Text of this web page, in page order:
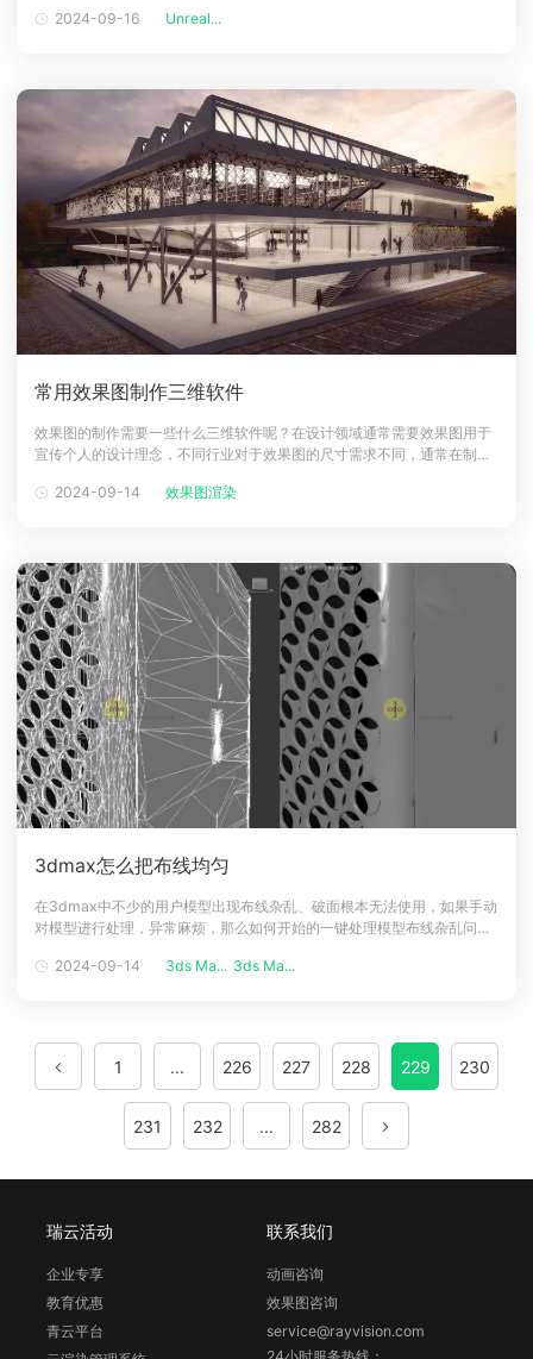
好用的六款插件介绍1、Promethean Al它是一款工具基于AI技术，能够快
2024-09-16 Unreal...
常用效果图制作三维软件
效果图的制作需要一些什么三维软件呢？在设计领域通常需要效果图用于
宣传个人的设计理念，不同行业对于效果图的尺寸需求不同，通常在制作
主主流3d效果图软件有哪些呢？一起来看看吧！效果图制作三维软件推荐
2024-09-14 效果图渲染
3dmax怎么把布线均匀
在3dmax中不少的用户模型出现布线杂乱、破面根本无法使用，如果手动
对模型进行处理，异常麻烦，那么如何开始的一键处理模型布线杂乱问题
面等问题必备工具：Quad Remesher插件插件获取方法：exoside.com
2024-09-14 3ds Ma... 3ds Ma...
1 ... 226 227 228 229 230
231 232 ... 282
瑞云活动
企业专享
教育优惠
青云平台
联系我们
动画咨询
效果图咨询
service@rayvision.com